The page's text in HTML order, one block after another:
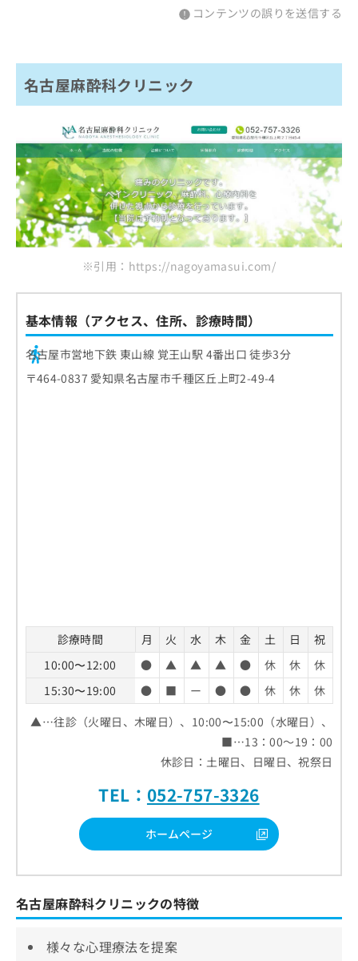
コンテンツの誤りを送信する
名古屋麻酔科クリニック
※引用：https://nagoyamasui.com/
基本情報（アクセス、住所、診療時間）
名古屋市営地下鉄 東山線 覚王山駅 4番出口 徒歩3分
〒464-0837 愛知県名古屋市千種区丘上町2-49-4
診療時間 月 火 水 木 金 土 日
祝
10:00〜12:00
● ▲ ▲ ▲ ● 休 休
休
15:30〜19:00
● ■ ー ● ● 休 休
休
▲…往診（火曜日、木曜日）、10:00〜15:00（水曜日）、
■…13：00～19：00
休診日：土曜日、日曜日、祝祭日
TEL： 052-757-3326
ホームページ
名古屋麻酔科クリニックの特徴
様々な心理療法を提案